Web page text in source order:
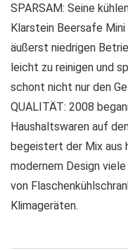
SPARSAM: Seine
Klarstein Beersafe
äußerst niedrigen
leicht zu reinigen und
schont nicht nur den
QUALITÄT: 2008
Haushaltswaren auf
begeistert der Mix aus
modernem Design
von
Klimageräten.